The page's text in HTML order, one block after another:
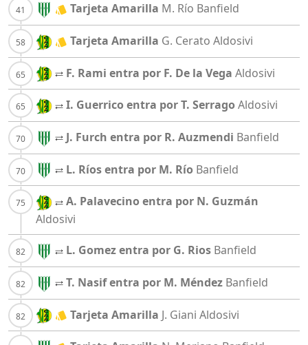
Tarjeta Amarilla M. Río Banfield
Tarjeta Amarilla G. Cerato Aldosivi
F. Rami entra por F. De la Vega Aldosivi
I. Guerrico entra por T. Serrago Aldosivi
J. Furch entra por R. Auzmendi Banfield
L. Ríos entra por M. Río Banfield
A. Palavecino entra por N. Guzmán
Aldosivi
L. Gomez entra por G. Rios Banfield
T. Nasif entra por M. Méndez Banfield
Tarjeta Amarilla J. Giani Aldosivi